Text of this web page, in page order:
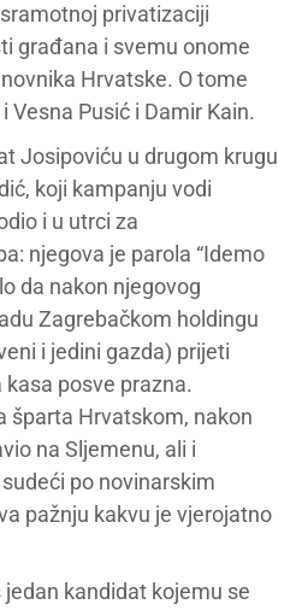
privatizaciji
građana i svemu onome
Hrvatske. O tome
Vesna Pusić i Damir Kain.
Josipoviću u drugom krugu
koji kampanju vodi
i u utrci za
njegova je parola “Idemo
da nakon njegovog
Zagrebačkom holdingu
i jedini gazda) prijeti
posve prazna.
šparta Hrvatskom, nakon
na Sljemenu, ali i
po novinarskim
pažnju kakvu je vjerojatno
kandidat kojemu se